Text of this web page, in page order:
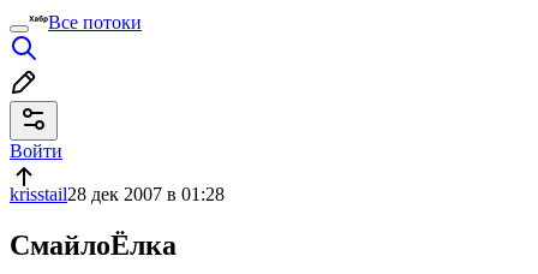
Все потоки
Войти
krisstail28 дек 2007 в 01:28
СмайлоЁлка